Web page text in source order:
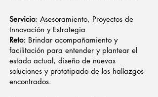
Servicio: Asesoramiento, Proyectos de
Innovación y Estrategia
Reto: Brindar acompañamiento y
facilitación para entender y plantear el
estado actual, diseño de nuevas
soluciones y prototipado de los hallazgos
encontrados.